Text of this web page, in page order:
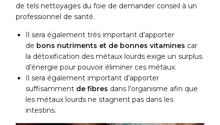
de tels nettoyages du foie de demander conseil à un
professionnel de santé.
Il sera également très important d’apporter
de bons nutriments et de bonnes vitamines car
la détoxification des métaux lourds exige un surplus
d’énergie pour pouvoir éliminer ces métaux.
Il sera également important d’apporter
suffisamment de fibres dans l’organisme afin que
les métaux lourds ne stagnent pas dans les
intestins.